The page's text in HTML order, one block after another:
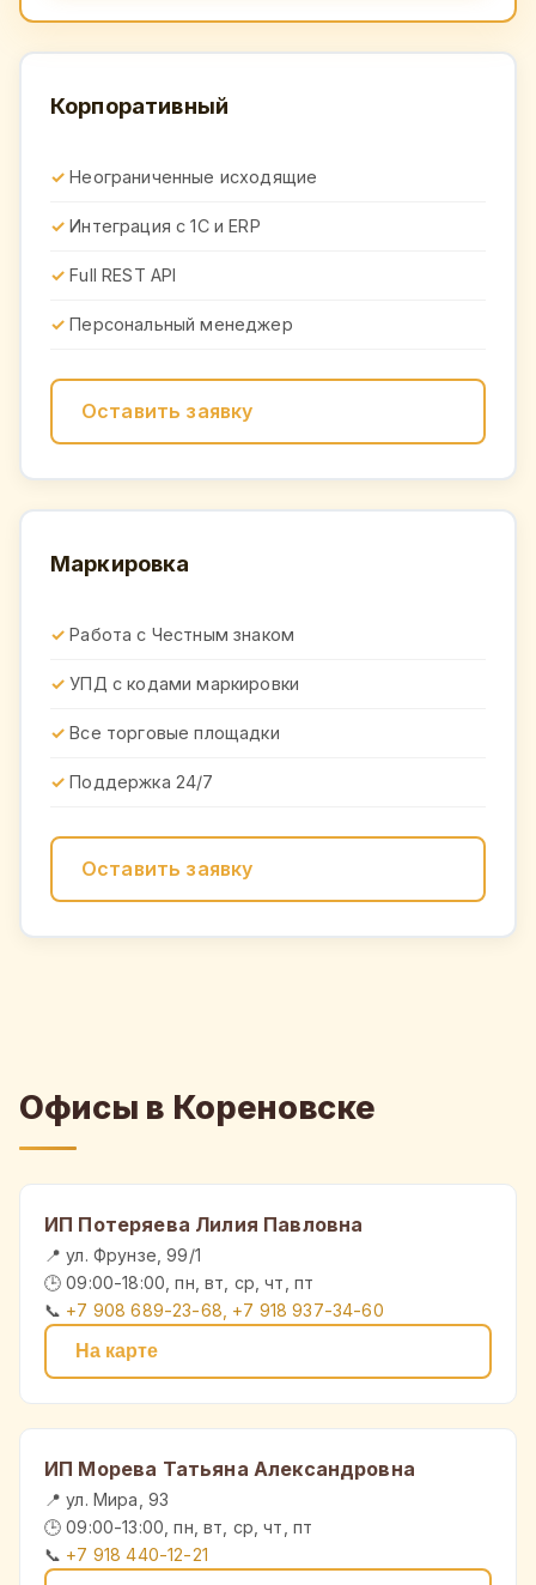
Корпоративный
Неограниченные исходящие
Интеграция с 1С и ERP
Full REST API
Персональный менеджер
Оставить заявку
Маркировка
Работа с Честным знаком
УПД с кодами маркировки
Все торговые площадки
Поддержка 24/7
Оставить заявку
Офисы в Кореновске
ИП Потеряева Лилия Павловна
📍 ул. Фрунзе, 99/1
🕒 09:00-18:00, пн, вт, ср, чт, пт
📞 +7 908 689-23-68, +7 918 937-34-60
На карте
ИП Морева Татьяна Александровна
📍 ул. Мира, 93
🕒 09:00-13:00, пн, вт, ср, чт, пт
📞 +7 918 440-12-21